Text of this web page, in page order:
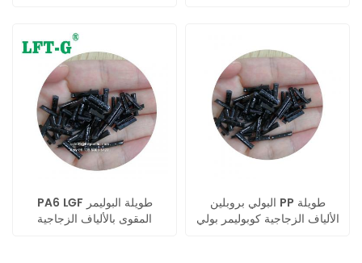
PA6 LGF طويلة البوليمر
المقوى بالألياف الزجاجية
البولي بروبلين PP طويلة
الألياف الزجاجية كوبوليمر بولي